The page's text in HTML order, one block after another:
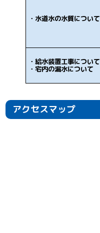
・水道水の水質について
・給水装置工事について
・宅内の漏水について
アクセスマップ